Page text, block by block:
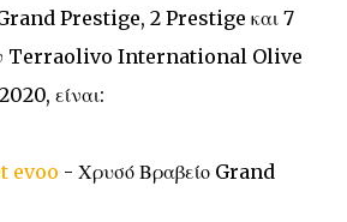
Prestige, 2 Prestige και 7
Terraolivo International Olive
είναι:
evoo - Χρυσό Βραβείο Grand